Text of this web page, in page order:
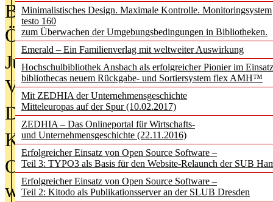
Minimalistisches Design. Maximale Kontrolle. Monitoringsystem
testo 160
zum Überwachen der Umgebungsbedingungen in Bibliotheken.
Emerald – Ein Familienverlag mit weltweiter Auswirkung
Hochschulbibliothek Ansbach als erfolgreicher Pionier im
bibliothecas neuem Rückgabe- und Sortiersystem flex AMH™
Mit ZEDHIA der Unternehmensgeschichte
Mitteleuropas auf der Spur (10.02.2017)
ZEDHIA – Das Onlineportal für Wirtschafts-
und Unternehmensgeschichte (22.11.2016)
Erfolgreicher Einsatz von Open Source Software –
Teil 3: TYPO3 als Basis für den Website-Relaunch der SUB
Erfolgreicher Einsatz von Open Source Software –
Teil 2: Kitodo als Publikationsserver an der SLUB Dresden
Bürgerforum fordert mehr
Öffentlichkeit
Jugendliche wollen besseren
Verbote
Digitale Langzeit­archi­vierung
KI-Chatbots werden Teil der
Offene Infrastrukturen für
wissenschaftliche